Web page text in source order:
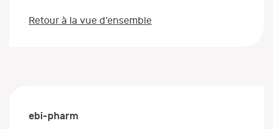
Retour à la vue d’ensemble
ebi-pharm